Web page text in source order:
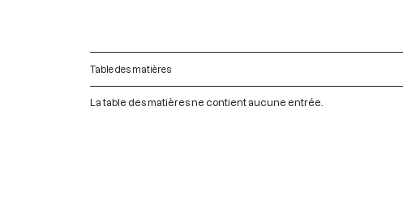
Table des matières
La table des matières ne contient aucune entrée.